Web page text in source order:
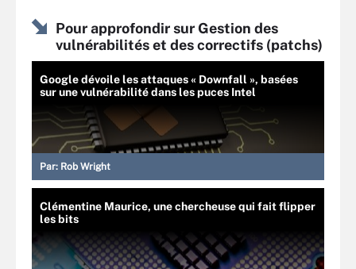
Pour approfondir sur Gestion des
vulnérabilités et des correctifs (patchs)
Google dévoile les attaques « Downfall », basées
sur une vulnérabilité dans les puces Intel
Par: Rob Wright
Clémentine Maurice, une chercheuse qui fait flipper
les bits